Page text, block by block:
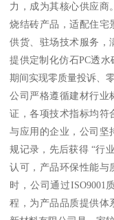
力，成为其核心供应商
烧结砖产品，适配住宅
供货、驻场技术服务，
提供定制化仿石PC透
期间实现零质量投诉、零
公司严格遵循建材行业
证，各项技术指标均符
与应用的企业，公司坚
规记录，先后获得 “行
认可，产品环保性能与
时，公司通过ISO9001
程，为产品品质提供体